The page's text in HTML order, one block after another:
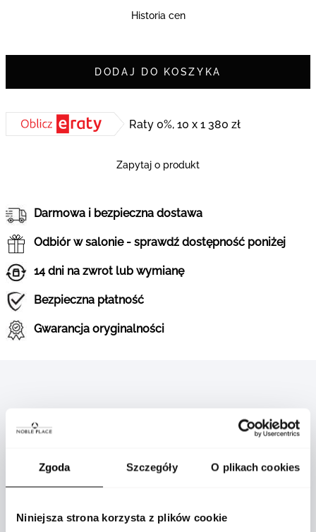
Zgoda Szczegóły O plikach cookies
Niniejsza strona korzysta z plików cookie
Historia cen
DODAJ DO KOSZYKA
Raty 0%, 10 x 1 380 zł
Zapytaj o produkt
Darmowa i bezpieczna dostawa
Odbiór w salonie - sprawdź dostępność poniżej
14 dni na zwrot lub wymianę
Bezpieczna płatność
Gwarancja oryginalności